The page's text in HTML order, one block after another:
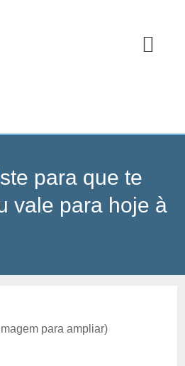
para que te
vale para hoje à
para ampliar)